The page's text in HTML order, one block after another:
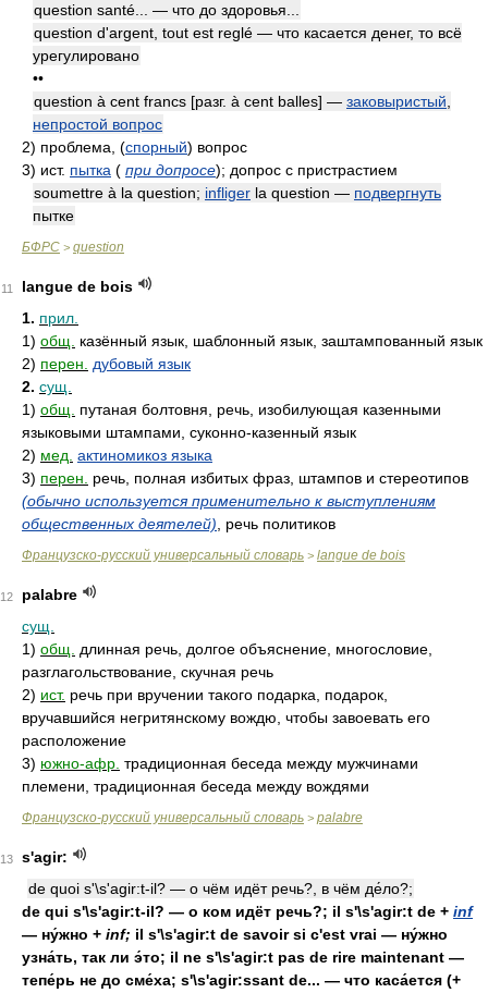
question santé... — что до здоровья...
question d'argent, tout est reglé — что касается денег, то всё
урегулировано
••
question à cent francs [разг. à cent balles] — заковыристый
непростой вопрос
2) проблема, (спорный) вопрос
3) ист. пытка ( при допросе); допрос с пристрастием
soumettre à la question; infliger la question — подвергнуть
пытке
БФРС > question
11
langue de bois
1. прил.
1) общ.
казённый язык, шаблонный язык, заштампованный язык
2) перен.
дубовый язык
2. сущ.
1) общ.
путаная болтовня, речь, изобилующая казенными
языковыми штампами, суконно-казенный язык
2) мед. актиномикоз языка
3) перен.
речь, полная избитых фраз, штампов и стереотипов
(обычно используется применительно к выступлениям
общественных деятелей) , речь политиков
Французско-русский универсальный словарь > langue de bois
12
palabre
сущ.
1) общ.
длинная речь, долгое объяснение, многословие,
разглагольствование, скучная речь
2) ист. речь при вручении такого подарка, подарок,
вручавшийся негритянскому вождю, чтобы завоевать его
расположение
3) южно-афр. традиционная беседа между мужчинами
племени, традиционная беседа между вождями
Французско-русский универсальный словарь > palabre
13
s'agir:
de quoi s'\s'agir:t-il? — о чём идёт речь?, в чём де́ло?;
de qui s'\s'agir:t-il? — о ком идёт речь?; il s'\s'agir:t de + inf
— ну́жно + inf; il s'\s'agir:t de savoir si c'est vrai — ну́жно
узна́ть, так ли э́то; il ne s'\s'agir:t pas de rire maintenant —
тепе́рь не до сме́ха; s'\s'agir:ssant de... — что каса́ется (+